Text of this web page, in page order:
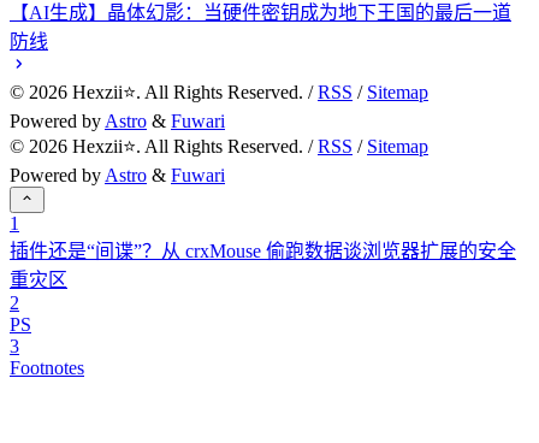
【AI生成】晶体幻影：当硬件密钥成为地下王国的最后一道
防线
© 2026 Hexzii⭐. All Rights Reserved. /RSS / Sitemap
Powered by Astro & Fuwari
© 2026 Hexzii⭐. All Rights Reserved. /RSS / Sitemap
Powered by Astro & Fuwari
1
插件还是“间谍”？从 crxMouse 偷跑数据谈浏览器扩展的安全
重灾区
2
PS
3
Footnotes